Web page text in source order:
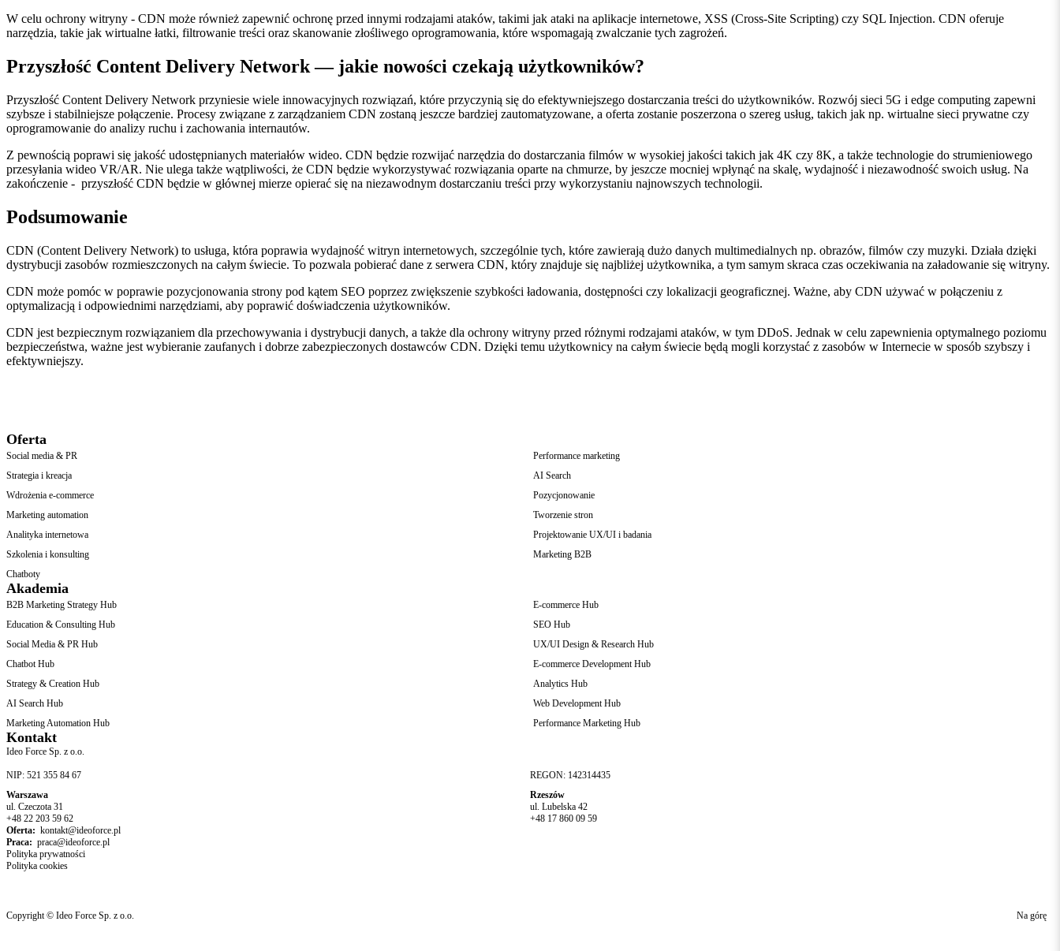
W celu ochrony witryny - CDN może również zapewnić ochronę przed innymi rodzajami ataków, takimi jak ataki na aplikacje internetowe, XSS (Cross-Site Scripting) czy SQL Injection. CDN oferuje
narzędzia, takie jak wirtualne łatki, filtrowanie treści oraz skanowanie złośliwego oprogramowania, które wspomagają zwalczanie tych zagrożeń.
Przyszłość Content Delivery Network — jakie nowości czekają użytkowników?
Przyszłość Content Delivery Network przyniesie wiele innowacyjnych rozwiązań, które przyczynią się do efektywniejszego dostarczania treści do użytkowników. Rozwój sieci 5G i edge computing zapewni
szybsze i stabilniejsze połączenie. Procesy związane z zarządzaniem CDN zostaną jeszcze bardziej zautomatyzowane, a oferta zostanie poszerzona o szereg usług, takich jak np. wirtualne sieci prywatne czy
oprogramowanie do analizy ruchu i zachowania internautów.
Z pewnością poprawi się jakość udostępnianych materiałów wideo. CDN będzie rozwijać narzędzia do dostarczania filmów w wysokiej jakości takich jak 4K czy 8K, a także technologie do strumieniowego
przesyłania wideo VR/AR. Nie ulega także wątpliwości, że CDN będzie wykorzystywać rozwiązania oparte na chmurze, by jeszcze mocniej wpłynąć na skalę, wydajność i niezawodność swoich usług. Na
zakończenie - przyszłość CDN będzie w głównej mierze opierać się na niezawodnym dostarczaniu treści przy wykorzystaniu najnowszych technologii.
Podsumowanie
CDN (Content Delivery Network) to usługa, która poprawia wydajność witryn internetowych, szczególnie tych, które zawierają dużo danych multimedialnych np. obrazów, filmów czy muzyki. Działa dzięki
dystrybucji zasobów rozmieszczonych na całym świecie. To pozwala pobierać dane z serwera CDN, który znajduje się najbliżej użytkownika, a tym samym skraca czas oczekiwania na załadowanie się witryny.
CDN może pomóc w poprawie pozycjonowania strony pod kątem SEO poprzez zwiększenie szybkości ładowania, dostępności czy lokalizacji geograficznej. Ważne, aby CDN używać w połączeniu z
optymalizacją i odpowiednimi narzędziami, aby poprawić doświadczenia użytkowników.
CDN jest bezpiecznym rozwiązaniem dla przechowywania i dystrybucji danych, a także dla ochrony witryny przed różnymi rodzajami ataków, w tym DDoS. Jednak w celu zapewnienia optymalnego poziomu
bezpieczeństwa, ważne jest wybieranie zaufanych i dobrze zabezpieczonych dostawców CDN. Dzięki temu użytkownicy na całym świecie będą mogli korzystać z zasobów w Internecie w sposób szybszy i
efektywniejszy.
Oferta
Social media & PR
Performance marketing
Strategia i kreacja
AI Search
Wdrożenia e-commerce
Pozycjonowanie
Marketing automation
Tworzenie stron
Analityka internetowa
Projektowanie UX/UI i badania
Szkolenia i konsulting
Marketing B2B
Chatboty
Akademia
B2B Marketing Strategy Hub
E-commerce Hub
Education & Consulting Hub
SEO Hub
Social Media & PR Hub
UX/UI Design & Research Hub
Chatbot Hub
E-commerce Development Hub
Strategy & Creation Hub
Analytics Hub
AI Search Hub
Web Development Hub
Marketing Automation Hub
Performance Marketing Hub
Kontakt
Ideo Force Sp. z o.o.
NIP: 521 355 84 67
REGON: 142314435
Warszawa
ul. Czeczota 31
+48 22 203 59 62
Rzeszów
ul. Lubelska 42
+48 17 860 09 59
Oferta: kontakt@ideoforce.pl
Praca: praca@ideoforce.pl
Polityka prywatności
Polityka cookies
Copyright © Ideo Force Sp. z o.o. Na górę